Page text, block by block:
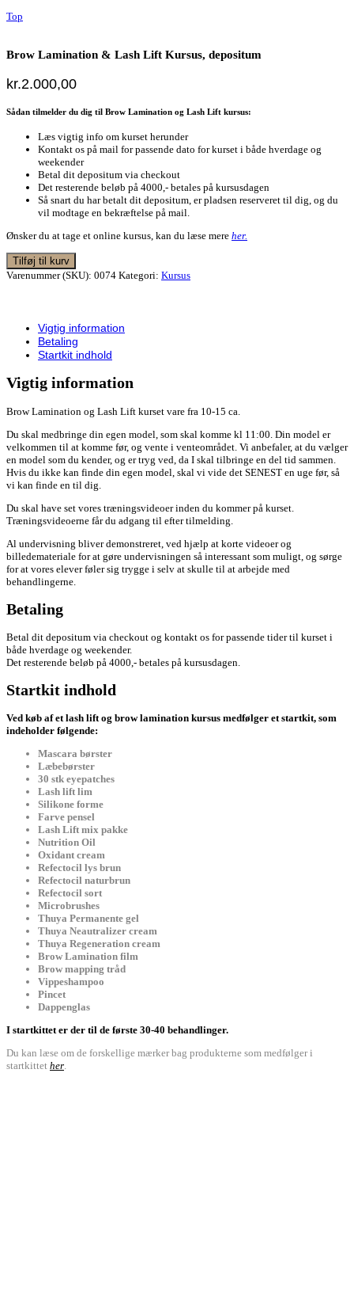
Top
Brow Lamination & Lash Lift Kursus, depositum
kr.2.000,00
Sådan tilmelder du dig til Brow Lamination og Lash Lift kursus:
Læs vigtig info om kurset herunder
Kontakt os på mail for passende dato for kurset i både hverdage og
weekender
Betal dit depositum via checkout
Det resterende beløb på 4000,- betales på kursusdagen
Så snart du har betalt dit depositum, er pladsen reserveret til dig, og du
vil modtage en bekræftelse på mail.
Ønsker du at tage et online kursus, kan du læse mere her.
Tilføj til kurv
Varenummer (SKU): 0074 Kategori: Kursus
Vigtig information
Betaling
Startkit indhold
Vigtig information
Brow Lamination og Lash Lift kurset vare fra 10-15 ca.
Du skal medbringe din egen model, som skal komme kl 11:00. Din model er
velkommen til at komme før, og vente i venteområdet. Vi anbefaler, at du vælger
en model som du kender, og er tryg ved, da I skal tilbringe en del tid sammen.
Hvis du ikke kan finde din egen model, skal vi vide det SENEST en uge før, så
vi kan finde en til dig.
Du skal have set vores træningsvideoer inden du kommer på kurset.
Træningsvideoerne får du adgang til efter tilmelding.
Al undervisning bliver demonstreret, ved hjælp at korte videoer og
billedemateriale for at gøre undervisningen så interessant som muligt, og sørge
for at vores elever føler sig trygge i selv at skulle til at arbejde med
behandlingerne.
Betaling
Betal dit depositum via checkout og kontakt os for passende tider til kurset i
både hverdage og weekender.
Det resterende beløb på 4000,- betales på kursusdagen.
Startkit indhold
Ved køb af et lash lift og brow lamination kursus medfølger et startkit, som
indeholder følgende:
Mascara børster
Læbebørster
30 stk eyepatches
Lash lift lim
Silikone forme
Farve pensel
Lash Lift mix pakke
Nutrition Oil
Oxidant cream
Refectocil lys brun
Refectocil naturbrun
Refectocil sort
Microbrushes
Thuya Permanente gel
Thuya Neautralizer cream
Thuya Regeneration cream
Brow Lamination film
Brow mapping tråd
Vippeshampoo
Pincet
Dappenglas
I startkittet er der til de første 30-40 behandlinger.
Du kan læse om de forskellige mærker bag produkterne som medfølger i
startkittet her.